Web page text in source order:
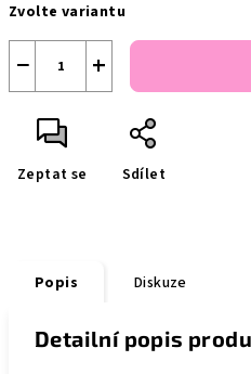
cena:
Zvolte variantu
+
−
Zeptat se Sdílet
Popis Diskuze
Detailní popis